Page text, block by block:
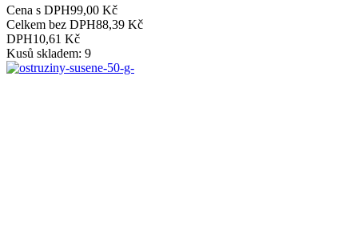
Cena s DPH99,00 Kč
Celkem bez DPH88,39 Kč
DPH10,61 Kč
Kusů skladem: 9